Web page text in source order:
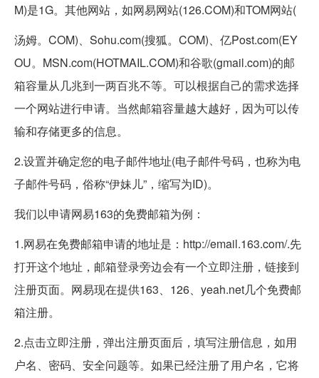
M)是1G。其他网站，如网易网站(126.COM)和TOM网站(
汤姆。COM)、Sohu.com(搜狐。COM)、亿Post.com(EY
OU。MSN.com(HOTMAIL.COM)和谷歌(gmail.com)的邮
箱容量从几兆到一两百兆不等。可以根据自己的需求选择
一个网站进行申请。当然邮箱容量越大越好，因为可以传
输和存储更多的信息。
2.设置并确定您的电子邮件地址(电子邮件号码，也称为电
子邮件号码，俗称“伊妹儿”，缩写为ID)。
我们以申请网易163的免费邮箱为例：
1.网易在免费邮箱申请的地址是：http://email.163.com/.先
打开这个地址，邮箱登录旁边会有一个立即注册，链接到
注册页面。网易现在提供163、126、yeah.net几个免费邮
箱注册。
2.点击立即注册，弹出注册页面后，填写注册信息，如用
户名、密码、安全问题等。如果已经注册了用户名，它将